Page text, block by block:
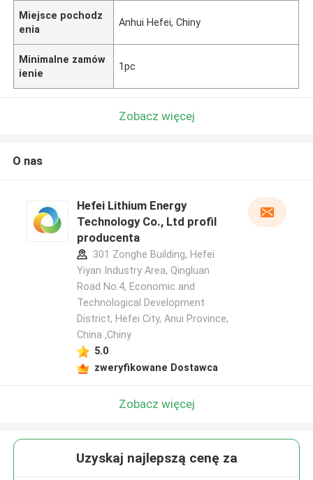
Miejsce pochodz
enia
Anhui Hefei, Chiny
Minimalne zamów
ienie
1pc
Zobacz więcej
O nas
Hefei Lithium Energy
Technology Co., Ltd profil
producenta
301 Zonghe Building, Hefei
Yiyan Industry Area, Qingluan
Road No.4, Economic and
Technological Development
District, Hefei City, Anui Province,
China ,Chiny
5.0
zweryfikowane Dostawca
Zobacz więcej
Uzyskaj najlepszą cenę za